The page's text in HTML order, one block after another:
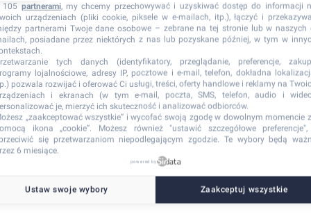
exception has occurred while loading ritex-onyx.vercel.app (see the browser
105 partnerami, my chcemy przechowywać i uzyskiwać dostęp do informacji
urządzeniach (pliki cookie, piksele w e-mailach, itp.), łączyć i
partnerami Twoje dane osobowe – zebrane na tej stronie lub w naszych
posiadane przez niektórych z nas lub pozyskane później, w tym w
tych danych (identyfikatory, przeglądanie, preferencje,
lojalnościowe, adresy IP, pocztowe i e-mail, telefon, dokładna
pozwala rozwijać i oferować Ci usługi, treści, oferty handlowe i reklamy na
i ekranach (w tym e-mail, poczta, SMS, telefon, audio i
je, mierzyć ich skuteczność i analizować odbiorców.
„zaakceptować wszystkie” i wycofać swoją zgodę w dowolnym momencie
ikona „cookie”. Możesz również "ustawić szczegółowe
się przetwarzaniom niepodlegającym zgodzie. Te wybory będą
6 miesiące.
powered by
Ustaw swoje wybory Zaakceptuj wszystkie